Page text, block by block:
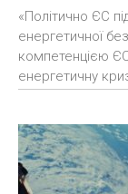
«Політично ЄС
енергетичної
компетенцією
енергетичну